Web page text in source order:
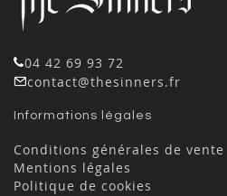
04 42 69 93 72
contact@thesinners.fr
Informations légales
Conditions générales de vente
Mentions légales
Politique de cookies